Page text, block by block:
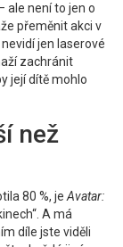
ale není to jen o
přeměnit akci v
jen laserové
zachránit
její dítě mohlo
než
80 %, je Avatar:
A má
díle jste viděli